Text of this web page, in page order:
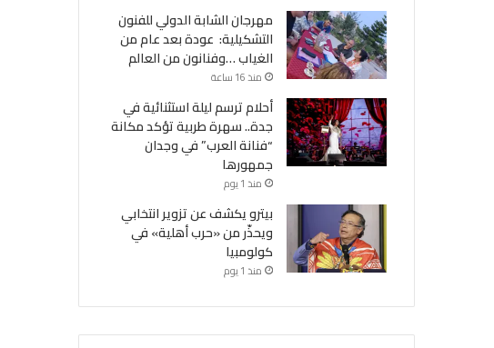
مهرجان الشابة الدولي للفنون
التشكيلية: عودة بعد عام من
الغياب …وفنانون من العالم
منذ 16 ساعة
أحلام ترسم ليلة استثنائية في
جدة.. سهرة طربية تؤكد مكانة
“فنانة العرب” في وجدان
جمهورها
منذ 1 يوم
بيترو يكشف عن تزوير انتخابي
ويحذّر من «حرب أهلية» في
كولومبيا
منذ 1 يوم